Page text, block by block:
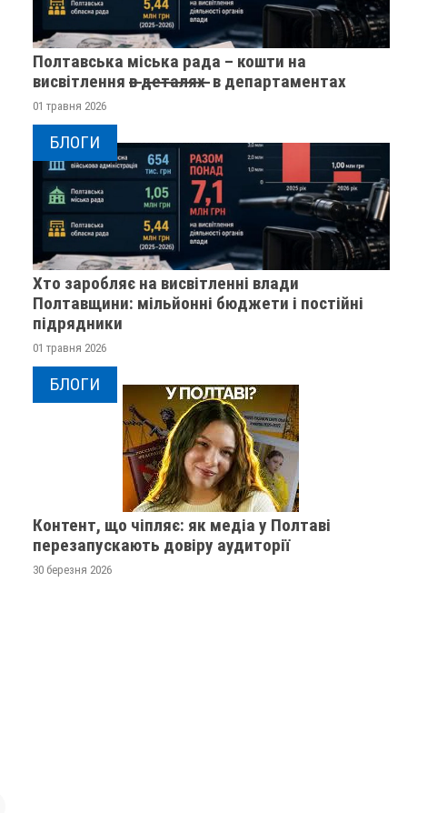
Полтавська міська рада – кошти на
висвітлення в̶ ̶д̶е̶т̶а̶л̶я̶х̶ ̶ в департаментах
01 травня 2026
БЛОГИ
Хто заробляє на висвітленні влади
Полтавщини: мільйонні бюджети і постійні
підрядники
01 травня 2026
БЛОГИ
Контент, що чіпляє: як медіа у Полтаві
перезапускають довіру аудиторії
30 березня 2026